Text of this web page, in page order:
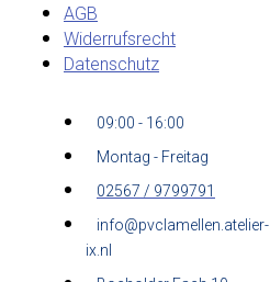
AGB
Widerrufsrecht
Datenschutz
09:00 - 16:00
Montag - Freitag
02567 / 9799791
info@pvclamellen.atelier-
ix.nl